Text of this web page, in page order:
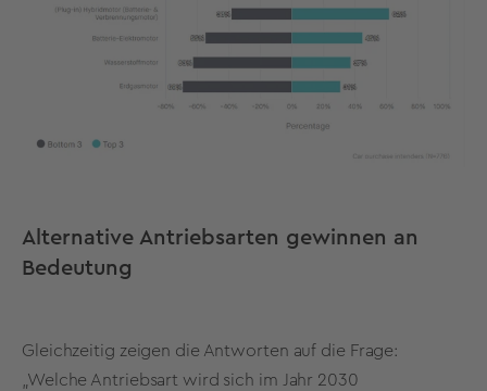
Alternative Antriebsarten gewinnen an
Bedeutung
Gleichzeitig zeigen die Antworten auf die Frage:
„Welche Antriebsart wird sich im Jahr 2030